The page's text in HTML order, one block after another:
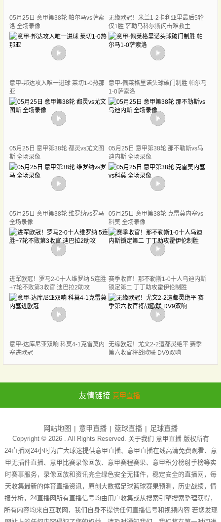
05月25日 意甲第38轮 帕尔马vs萨索
洛 全场录像
无缘欧冠！米兰1-2卡利亚里最后5轮
仅1胜 萨勒马科尔斯闪击难救主
意甲-邦达攻入唯一进球 莱切1-0热那
亚
意甲-佩莱格里诺头球破门制胜 帕尔马
1-0萨索洛
05月25日 意甲第38轮 都灵vs尤文图
斯 全场录像
05月25日 意甲第38轮 那不勒斯vs乌
迪内斯 全场录像
05月25日 意甲第38轮 维罗纳vs罗马
全场录像
05月25日 意甲第38轮 克雷莫内塞vs
科莫 全场录像
进军欧冠！罗马2-0十人维罗纳 5连胜
+7轮不败第3收官 迪巴拉2助攻
赛季收官！那不勒斯1-0十人乌迪内斯
锁定第二 丁丁助攻霍伊伦制胜
意甲-达库尼亚双响 科莫4-1克雷莫内
塞进欧冠
无缘欧冠！尤文2-2遭都灵绝平 赛季
第六收官将战欧联 DV9双响
友情链接 意甲直播
网站地图 意甲直播 篮球直播 足球直播
Copyright © 2026 . All Rights Reserved. 关于我们 意甲直播版权所有
24直播网24小时为广大球迷提供意甲直播、意甲直播在线高清免费观看、意
甲无插件直播、意甲比赛录像回放、意甲赛程赛果、意甲积分榜射手榜等实
时赛事服务，录像回放和资讯完全绿色安全无插件，稳定安全的直播网，每
天收集最新的体育直播资讯，原创大数据足球篮球赛果预测，历史战绩，情
报分析，24直播网所有直播信号均由用户收集或从搜索引擎搜索整理获得，
所有内容均来自互联网，我们自身不提供任何直播信号和视频内容 若您发现